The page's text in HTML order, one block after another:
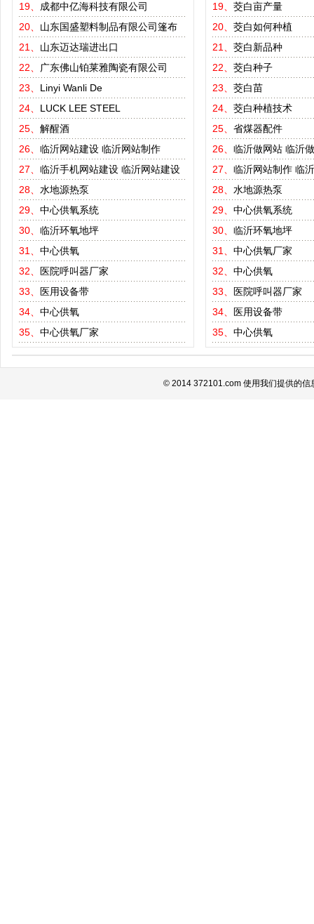
19、 成都中亿海科技有限公司
20、 山东国盛塑料制品有限公司篷布
21、 山东迈达瑞进出口
22、
广东佛山铂莱雅陶瓷有限公司
23、 Linyi Wanli De
24、 LUCK LEE STEEL
25、 解醒酒
26、 临沂网站建设 临沂网站制作
27、 临沂手机网站建设 临沂网站建设
28、 水地源热泵
29、 中心供氧系统
30、 临沂环氧地坪
31、 中心供氧
32、
医院呼叫器厂家
33、
医用设备带
34、 中心供氧
35、 中心供氧厂家
19、 茭白亩产量
20、 茭白如何种植
21、 茭白新品种
22、 茭白种子
23、 茭白苗
24、 茭白种植技术
25、 省煤器配件
26、 临沂做网站 临沂
27、 临沂网站制作 临
28、 水地源热泵
29、 中心供氧系统
30、 临沂环氧地坪
31、 中心供氧厂家
32、 中心供氧
33、
医院呼叫器厂家
34、
医用设备带
35、 中心供氧
© 2014 372101.com 使用我们提供的信